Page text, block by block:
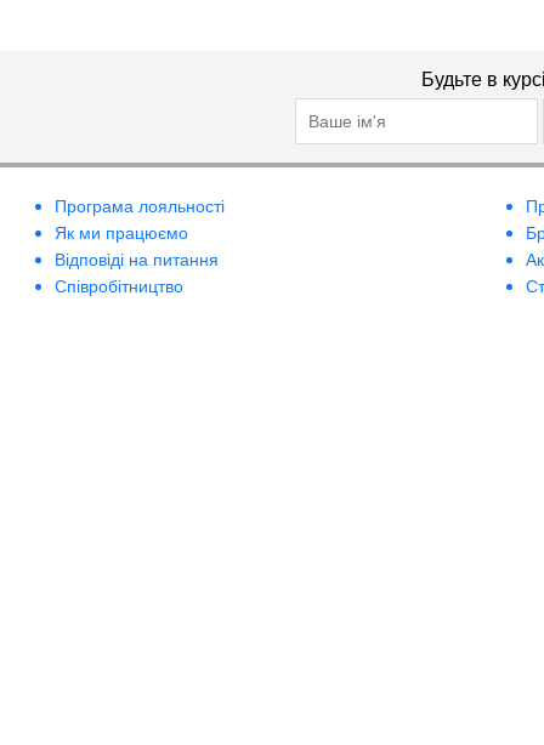
Lirene
Lumene
Mades Cosmetics
Будьте в
Програма лояльності
Як ми працюємо
Відповіді на питання
Співробітництво